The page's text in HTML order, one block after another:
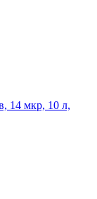
14 мкр, 10 л,